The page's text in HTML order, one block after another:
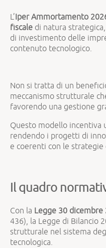
L’Iper Ammortamento
fiscale di natura
di investimento delle
contenuto tecnologico.
Non si tratta di un
meccanismo strutturale
favorendo una gestione
Questo modello incentiva
rendendo i progetti di
e coerenti con le strategie
Il quadro
Con la Legge 30 dicembre
436), la Legge di Bilancio
strutturale nel sistema
tecnologica.